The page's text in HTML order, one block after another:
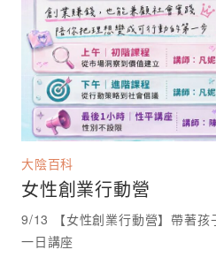
大陰百科
女性創業行動營
9/13 【女性創業行動營】帶著孩